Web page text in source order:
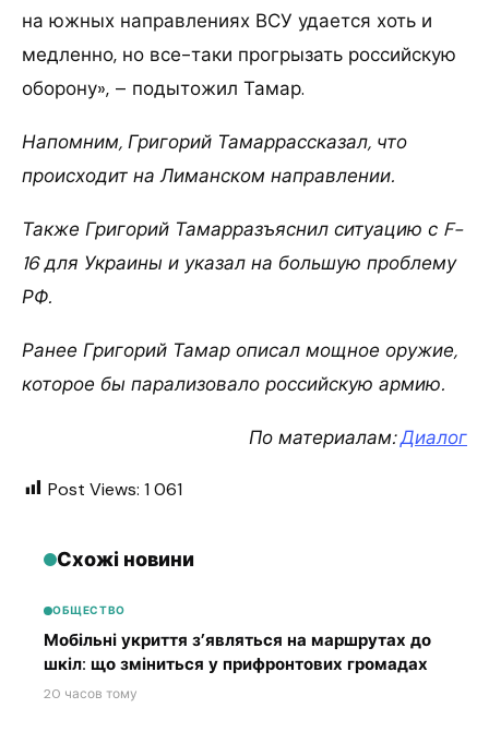
на южных направлениях ВСУ удается хоть и
медленно, но все-таки прогрызать российскую
оборону», – подытожил Тамар.
Напомним, Григорий Тамаррассказал, что
происходит на Лиманском направлении.
Также Григорий Тамарразъяснил ситуацию с F-
16 для Украины и указал на большую проблему
РФ.
Ранее Григорий Тамар описал мощное оружие,
которое бы парализовало российскую армию.
По материалам:Диалог
Post Views: 1 061
Схожі новини
ОБЩЕСТВО
Мобільні укриття з’являться на маршрутах до
шкіл: що зміниться у прифронтових громадах
20 часов тому